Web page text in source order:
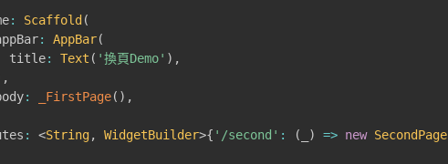
: Scaffold (
: AppBar(
title
: Text ( '換頁Demo' ) ,
,
: _FirstPage( ) ,
: <String, WidgetBuilder>{ '/second' : ( ) => new SecondPage